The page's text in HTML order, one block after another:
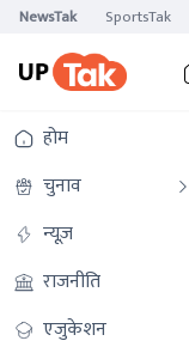
NewsTak SportsTak
होम
चुनाव
न्यूज़
राजनीति
एजुकेशन